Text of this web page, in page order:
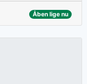
Åben lige nu